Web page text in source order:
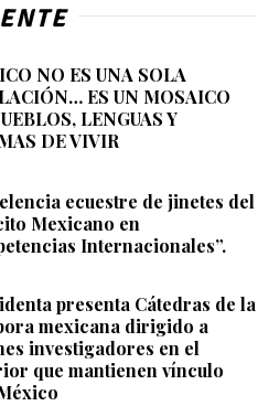
NO ES UNA SOLA
ES UN MOSAICO
LENGUAS Y
DE VIVIR
ecuestre de jinetes del
Mexicano en
Internacionales”.
presenta Cátedras de la
mexicana dirigido a
investigadores en el
que mantienen vínculo